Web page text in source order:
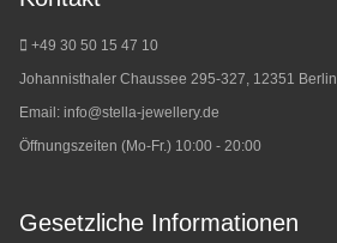
+49 30 50 15 47 10
Johannisthaler Chaussee 295-327, 12351 Berlin
Email: info@stella-jewellery.de
Öffnungszeiten (Mo-Fr.) 10:00 - 20:00
Gesetzliche Informationen